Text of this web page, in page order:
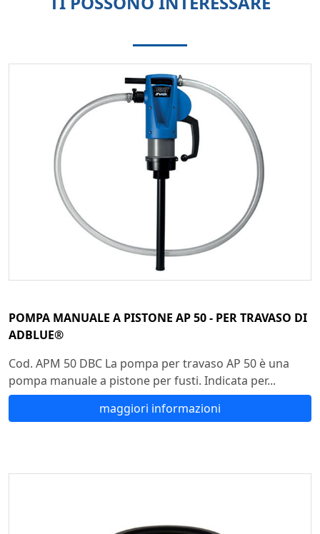
POMPA MANUALE A PISTONE AP 50 - PER TRAVASO DI
ADBLUE®
Cod. APM 50 DBC La pompa per travaso AP 50 è una
pompa manuale a pistone per fusti. Indicata per...
maggiori informazioni